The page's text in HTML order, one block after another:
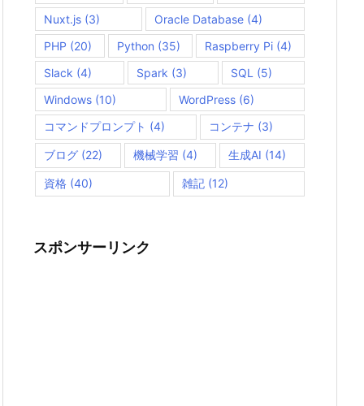
Nuxt.js (3) Oracle Database (4)
PHP (20) Python (35) Raspberry Pi (4)
Slack (4) Spark (3) SQL (5)
Windows (10) WordPress (6)
コマンドプロンプト (4) コンテナ (3)
ブログ (22) 機械学習 (4) 生成AI (14)
資格 (40) 雑記(12)
スポンサーリンク